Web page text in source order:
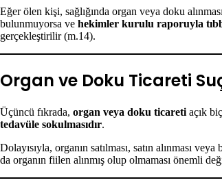
Eğer ölen kişi, sağlığında organ veya doku
bulunmuyorsa ve hekimler kurulu raporuyla
gerçekleştirilir (m.14).
Organ ve Doku Ticareti
Üçüncü fıkrada, organ veya doku ticareti açık
tedavüle sokulmasıdır.
Dolayısıyla, organın satılması, satın alınması
da organın fiilen alınmış olup olmaması önemli